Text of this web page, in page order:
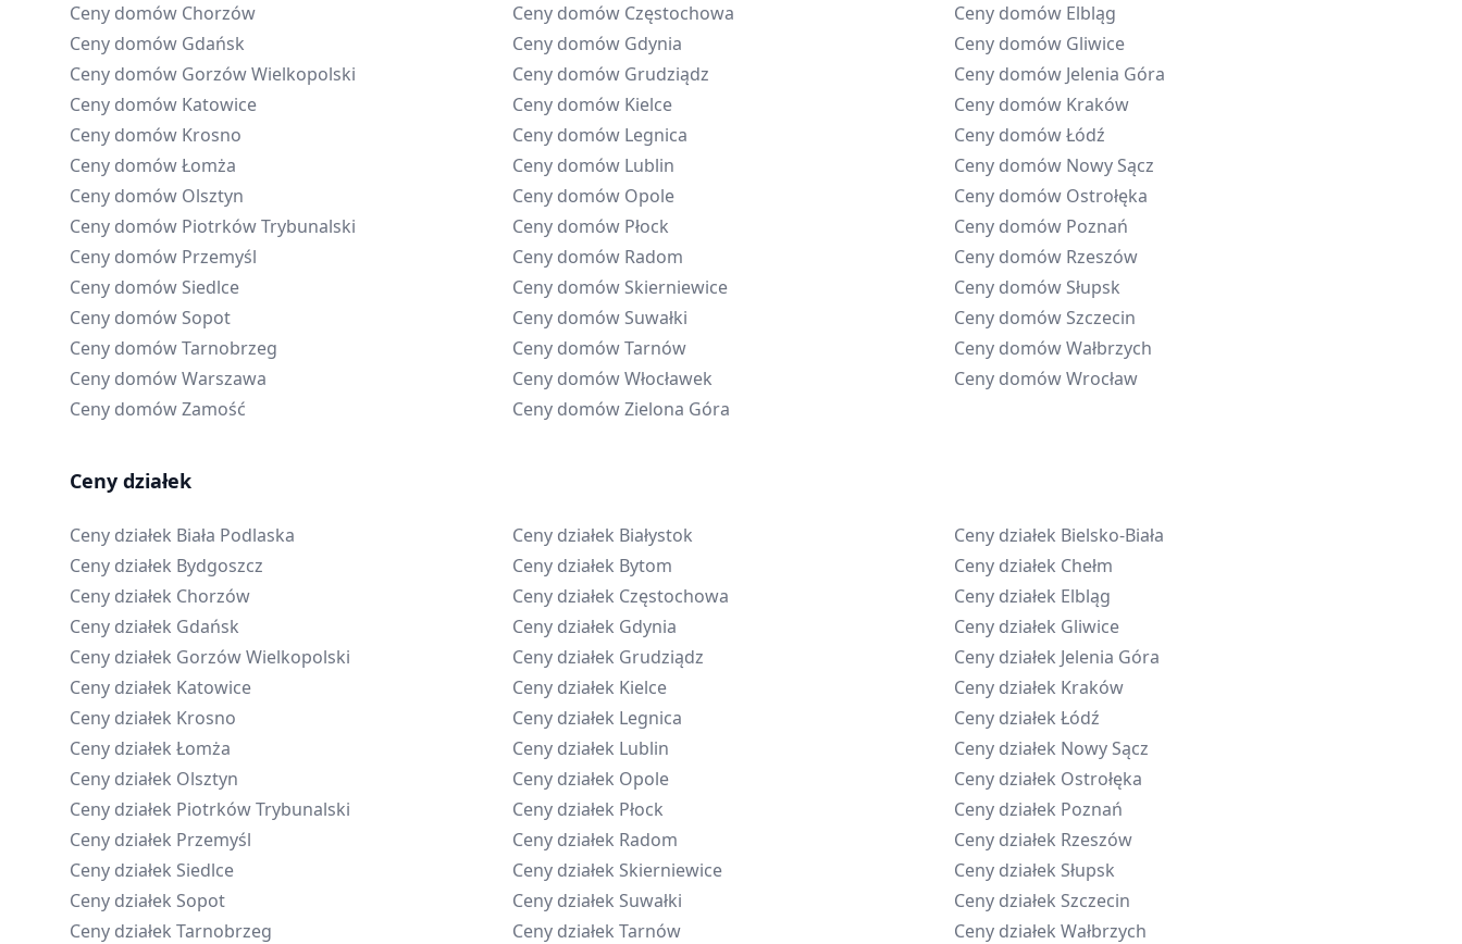
Ceny domów Chorzów Ceny domów Częstochowa Ceny domów Elbląg
Ceny domów Gdańsk Ceny domów Gdynia Ceny domów Gliwice
Ceny domów Gorzów Wielkopolski Ceny domów Grudziądz Ceny domów Jelenia Góra
Ceny domów Katowice Ceny domów Kielce Ceny domów Kraków
Ceny domów Krosno Ceny domów Legnica Ceny domówŁódź
Ceny domówŁomża Ceny domów Lublin Ceny domów Nowy Sącz
Ceny domów Olsztyn Ceny domów Opole Ceny domów Ostrołęka
Ceny domów Piotrków Trybunalski Ceny domów Płock Ceny domów Poznań
Ceny domów Przemyśl Ceny domów Radom Ceny domów Rzeszów
Ceny domów Siedlce Ceny domów Skierniewice Ceny domów Słupsk
Ceny domów Sopot Ceny domów Suwałki Ceny domów Szczecin
Ceny domówTarnobrzeg Ceny domówTarnów Ceny domówWałbrzych
Ceny domówWarszawa Ceny domówWłocławek Ceny domówWrocław
Ceny domówZamość Ceny domówZielona Góra
Ceny działek
Ceny działek Biała Podlaska Ceny działek Białystok Ceny działek Bielsko-Biała
Ceny działek Bydgoszcz Ceny działek Bytom Ceny działek Chełm
Ceny działek Chorzów Ceny działek Częstochowa Ceny działek Elbląg
Ceny działek Gdańsk Ceny działek Gdynia Ceny działek Gliwice
Ceny działek Gorzów Wielkopolski Ceny działek Grudziądz Ceny działek Jelenia Góra
Ceny działek Katowice Ceny działek Kielce Ceny działek Kraków
Ceny działek Krosno Ceny działek Legnica Ceny działekŁódź
Ceny działek Łomża Ceny działek Lublin Ceny działek Nowy Sącz
Ceny działek Olsztyn Ceny działek Opole Ceny działek Ostrołęka
Ceny działek Piotrków Trybunalski Ceny działek Płock Ceny działek Poznań
Ceny działek Przemyśl Ceny działek Radom Ceny działek Rzeszów
Ceny działek Siedlce Ceny działek Skierniewice Ceny działek Słupsk
Ceny działek Sopot Ceny działek Suwałki Ceny działek Szczecin
Ceny działek Tarnobrzeg Ceny działek Tarnów Ceny działekWałbrzych